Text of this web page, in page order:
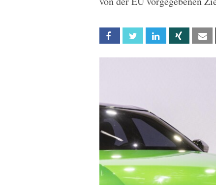
Facebook Twitter Linkedin Xing